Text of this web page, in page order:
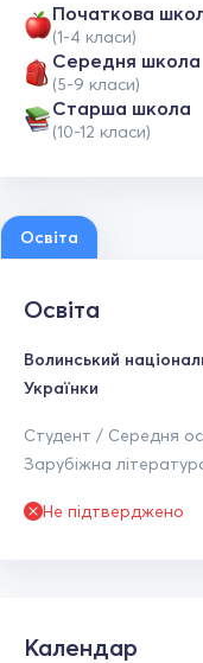
Початкова
(1-4 класи)
Середня школа
(5-9 класи)
Старша школа
(10-12 класи)
Освіта
Освіта
Волинський
Українки
Студент / Середня
Зарубіжна
Не підтверджено
Календар